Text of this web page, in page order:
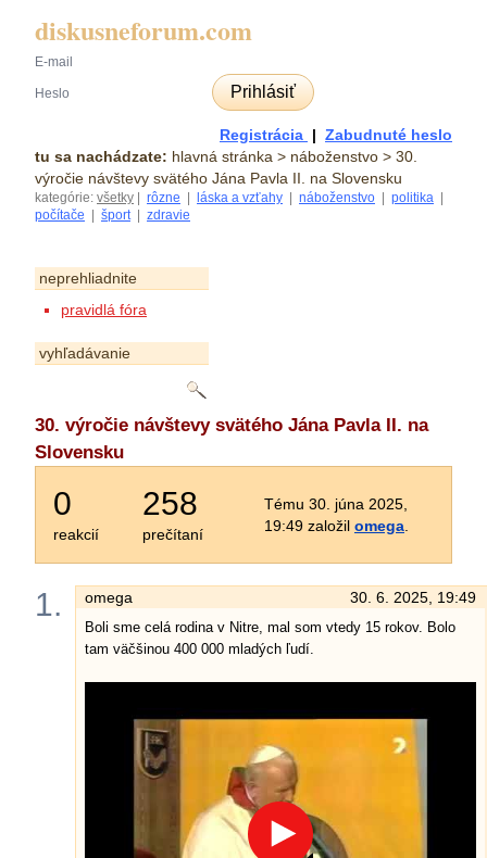
diskusneforum.com
Prihlásiť
Registrácia | Zabudnuté heslo
tu sa nachádzate: hlavná stránka > náboženstvo > 30.
výročie návštevy svätého Jána Pavla II. na Slovensku
kategórie: všetky rôzne láska a vzťahy náboženstvo politika
počítače
šport| zdravie
neprehliadnite
pravidlá fóra
vyhľadávanie
30. výročie návštevy svätého Jána Pavla II. na
Slovensku
0
reakcií
258
prečítaní
Tému 30. júna 2025,
19:49 založil omega
1. omega 30. 6. 2025, 19:49
Boli sme celá rodina v Nitre, mal som vtedy 15 rokov. Bolo
tam väčšinou 400 000 mladých ľudí.